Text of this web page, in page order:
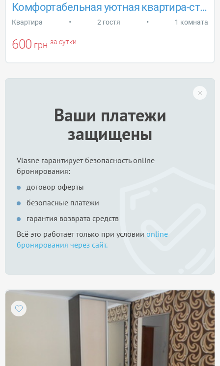
Комфортабельная уютная квартира-cтудия
Квартира • 2 гостя • 1 комната
600 грн за сутки
Ваши платежи
защищены
Vlasne гарантирует безопасность online
бронирования:
договор оферты
безопасные платежи
гарантия возврата средств
Всё это работает только при условии online
бронирования через сайт.